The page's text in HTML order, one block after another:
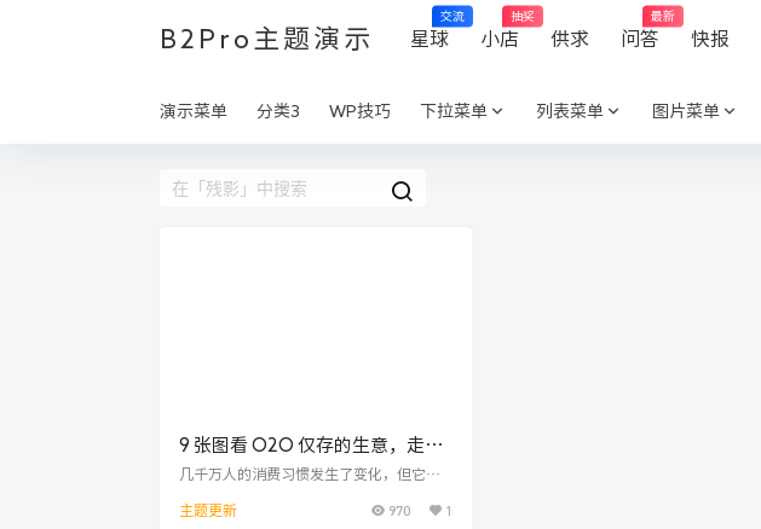
B2Pro主题演示 星球
交流
小店
抽奖
供求 问答
最新
快报
演示菜单 分类3 WP技巧 下拉菜单 列表菜单 图片菜单
9 张图看 O2O 仅存的生意，走到
最后带来了什么
几千万人的消费习惯发生了变化，但它在
主题更新
970 1